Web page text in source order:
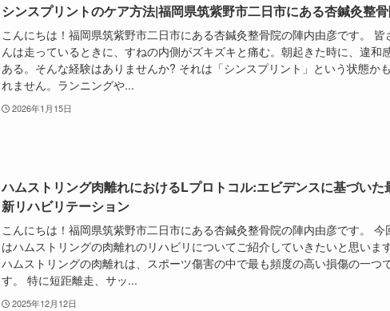
シンスプリントのケア方法|福岡県筑紫野市二日市にある杏鍼灸整
こんにちは！福岡県筑紫野市二日市にある杏鍼灸整骨院の陣内由彦です。 皆
んは走っているときに、すねの内側がズキズキと痛む。朝起きた時に、違和
ある。そんな経験はありませんか? それは「シンスプリント」という状態か
れません。ランニングや...
2026年1月15日
ハムストリング肉離れにおけるLプロトコル:エビデンスに基づいた
新リハビリテーション
こんにちは！福岡県筑紫野市二日市にある杏鍼灸整骨院の陣内由彦です。 今
はハムストリングの肉離れのリハビリについてご紹介していきたいと思います
ハムストリングの肉離れは、スポーツ傷害の中で最も頻度の高い損傷の一つ
す。 特に短距離走、サッ...
2025年12月12日